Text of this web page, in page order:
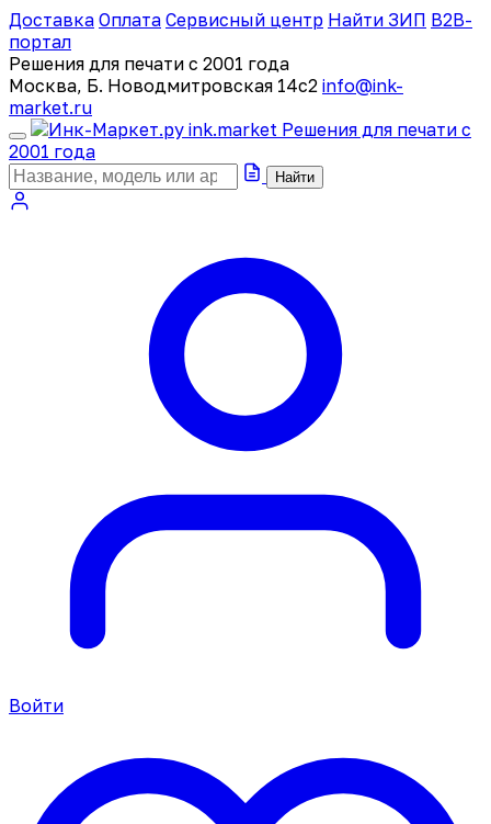
Доставка Оплата Сервисный центр Найти ЗИП B2B-
портал
Решения для печати с 2001 года
Москва, Б. Новодмитровская 14с2 info@ink-
market.ru
ink.market Решения для печати с
2001 года
Найти
Войти